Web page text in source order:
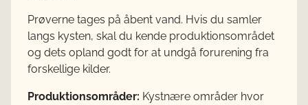
Prøverne tages på åbent vand. Hvis du samler
langs kysten, skal du kende produktionsområdet
og dets opland godt for at undgå forurening fra
forskellige kilder.
Produktionsområder: Kystnære områder hvor